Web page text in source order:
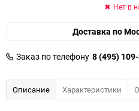
Нет в
Доставка по
Заказ по телефону 8 (495)
Описание Характеристики